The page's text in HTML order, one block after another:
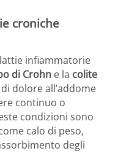
croniche
infiammatorie
di Crohn e la colite
dolore all’addome
continuo o
condizioni sono
calo di peso,
degli